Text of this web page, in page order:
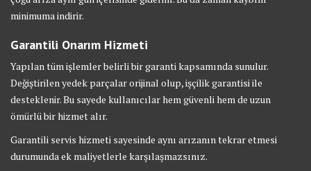
minimuma indirir.
Garantili Onarım Hizmeti
Yapılan tüm işlemler belirli bir garanti kapsamında sunulur.
Değiştirilen yedek parçalar orijinal olup, işçilik garantisi ile
desteklenir. Bu sayede kullanıcılar hem güvenli hem de uzun
ömürlü bir hizmet alır.
Garantili servis hizmeti sayesinde aynı arızanın tekrar etmesi
durumunda ek maliyetlerle karşılaşmazsınız.